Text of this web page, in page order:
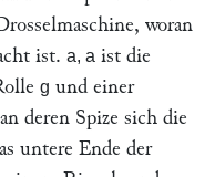
woran
ist. a, a ist die
g und einer
deren Spize sich die
untere Ende der